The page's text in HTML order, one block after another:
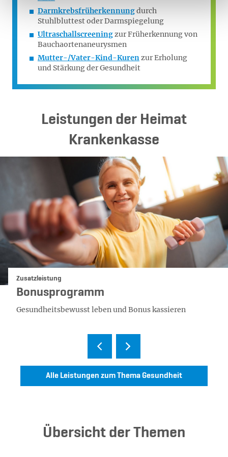
Darmkrebsfrüherkennungdurch
Stuhlbluttest oder Darmspiegelung
Ultraschallscreeningzur Früherkennung von
Bauchaortenaneurysmen
Mutter-/Vater-Kind-Kurenzur Erholung
und Stärkung der Gesundheit
Leistungen der Heimat
Krankenkasse
Kategorie:
Zusatzleistung
Bonusprogramm
Gesundheitsbewusst leben und Bonus kassieren
Alle Leistungen zum Thema Gesundheit
Übersicht der Themen